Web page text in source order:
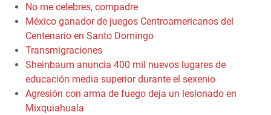
No me celebres, compadre
México ganador de juegos Centroamericanos del
Centenario en Santo Domingo
Transmigraciones
Sheinbaum anuncia 400 mil nuevos lugares de
educación media superior durante el sexenio
Agresión con arma de fuego deja un lesionado en
Mixquiahuala